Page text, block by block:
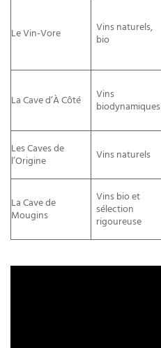
Le Vin-Vore
Vins naturels,
bio
La Cave d’À Côté
Vins
biodynamiques
Les Caves de
l’Origine
Vins naturels
La Cave de
Mougins
Vins bio et
sélection
rigoureuse